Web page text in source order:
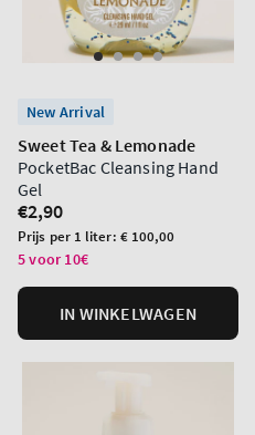
New Arrival
Sweet Tea & Lemonade
PocketBac Cleansing Hand
Gel
Normale
prijs
€2,90
Prijs
per
Prijs per 1 liter: € 100,00
5 voor 10€
IN WINKELWAGEN